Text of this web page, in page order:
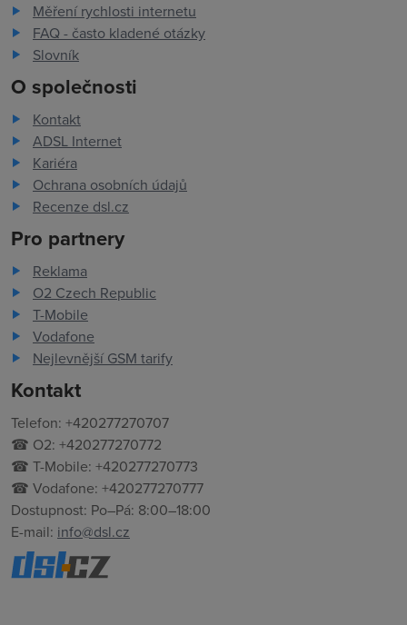
Měření rychlosti internetu
FAQ - často kladené otázky
Slovník
O společnosti
Kontakt
ADSL Internet
Kariéra
Ochrana osobních údajů
Recenze dsl.cz
Pro partnery
Reklama
O2 Czech Republic
T-Mobile
Vodafone
Nejlevnější GSM tarify
Kontakt
Telefon: +420277270707
☎ O2: +420277270772
☎ T-Mobile: +420277270773
☎ Vodafone: +420277270777
Dostupnost: Po–Pá: 8:00–18:00
E-mail: info@dsl.cz